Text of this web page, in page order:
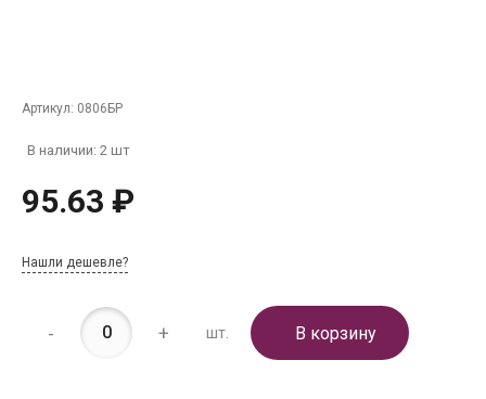
Артикул: 0806БР
В наличии: 2 шт
95.63 ₽
Нашли дешевле?
- + шт. В корзину